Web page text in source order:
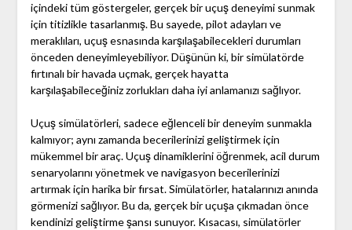
içindeki tüm göstergeler, gerçek bir uçuş deneyimi sunmak
için titizlikle tasarlanmış. Bu sayede, pilot adayları ve
meraklıları, uçuş esnasında karşılaşabilecekleri durumları
önceden deneyimleyebiliyor. Düşünün ki, bir simülatörde
fırtınalı bir havada uçmak, gerçek hayatta
karşılaşabileceğiniz zorlukları daha iyi anlamanızı sağlıyor.
Uçuş simülatörleri, sadece eğlenceli bir deneyim sunmakla
kalmıyor; aynı zamanda becerilerinizi geliştirmek için
mükemmel bir araç. Uçuş dinamiklerini öğrenmek, acil durum
senaryolarını yönetmek ve navigasyon becerilerinizi
artırmak için harika bir fırsat. Simülatörler, hatalarınızı anında
görmenizi sağlıyor. Bu da, gerçek bir uçuşa çıkmadan önce
kendinizi geliştirme şansı sunuyor. Kısacası, simülatörler